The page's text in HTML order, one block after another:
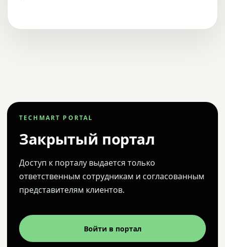
TECHMART PORTAL
Закрытый портал
Доступ к порталу выдается только
ответственным сотрудникам и согласованным
представителям клиентов.
Войти в портал